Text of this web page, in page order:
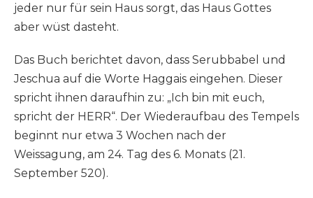
jeder nur für sein Haus sorgt, das Haus Gottes
aber wüst dasteht.
Das Buch berichtet davon, dass Serubbabel und
Jeschua auf die Worte Haggais eingehen. Dieser
spricht ihnen daraufhin zu: „Ich bin mit euch,
spricht der HERR“. Der Wiederaufbau des Tempels
beginnt nur etwa 3 Wochen nach der
Weissagung, am 24. Tag des 6. Monats (21.
September 520).